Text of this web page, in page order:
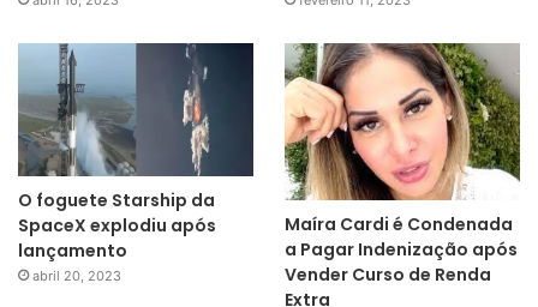
O foguete Starship da
SpaceX explodiu após
lançamento
abril 20, 2023
Maíra Cardi é Condenada
a Pagar Indenização após
Vender Curso de Renda
Extra